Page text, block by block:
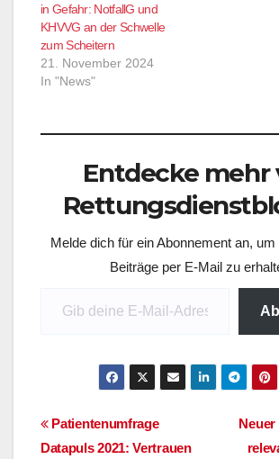
geäußert: (13.11.2020)
In zwei
Stellungnahmen haben
die
notfallmedizinischen
Gesellschaft für
in Gefahr: NotfallG und
KHVVG an der Schwelle
zum Scheitern
21. November 2024
In "News"
Entdecke mehr
Melde dich für ein Abonnement an,
Beiträge per E-Mail zu
Neuer
Patientenumfrage
Datapuls 2021: Vertrauen